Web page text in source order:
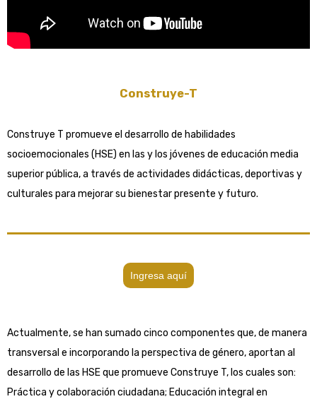
Construye-T
Construye T promueve el desarrollo de habilidades
socioemocionales (HSE) en las y los jóvenes de educación media
superior pública, a través de actividades didácticas, deportivas y
culturales para mejorar su bienestar presente y futuro.
Ingresa aquí
Actualmente, se han sumado cinco componentes que, de manera
transversal e incorporando la perspectiva de género, aportan al
desarrollo de las HSE que promueve Construye T, los cuales son:
Práctica y colaboración ciudadana; Educación integral en